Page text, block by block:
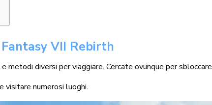
VII Rebirth
metodi diversi per viaggiare. Cercate ovunque per sbloccare
numerosi luoghi.